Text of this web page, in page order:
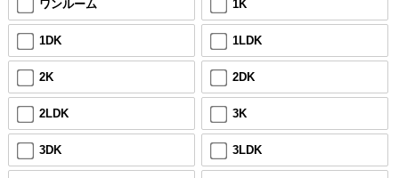
ワンルーム 1K
1DK 1LDK
2K 2DK
2LDK 3K
3DK 3LDK